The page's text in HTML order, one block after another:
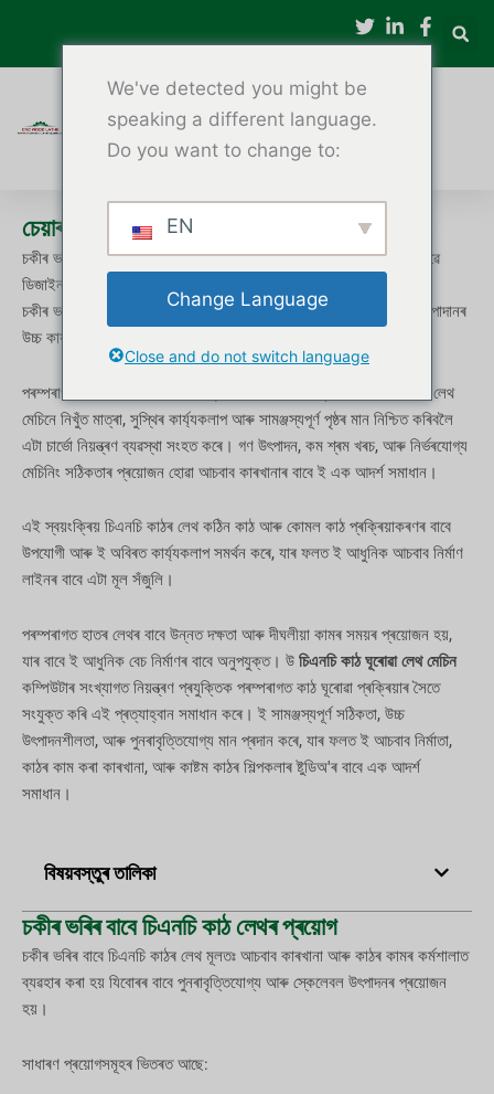
চেয়াৰ লেগছ মেনুফেকচাৰিঙৰ বাবে চিএনচি কাঠৰ লেথ
চকীৰ ভৰিৰ বাবে চিএনচি কাঠৰ লেথ হৈছে আচবাব নিৰ্মাণ উদ্যোগৰ বাবে বিশেষভাৱে
ডিজাইন কৰা এটা স্বয়ংক্ৰিয় কাঠ ঘূৰোৱা মেচিন।
চকীৰ ভৰি, টেবুলৰ ভৰি, চোফাৰ ভৰি, আৰু অন্যান্য নলাকাৰ বা প্ৰতিসম কাঠৰ উপাদানৰ
উচ্চ কাৰ্যক্ষমতা উৎপাদনৰ বাবে ইয়াক বহুলভাৱে ব্যৱহাৰ কৰা হয়।
পৰম্পৰাগত হাতৰ কাঠৰ লেথৰ সৈতে তুলনা কৰিলে, এই ঔদ্যোগিক চিএনচি কাঠৰ লেথ
মেচিনে নিখুঁত মাত্ৰা, সুস্থিৰ কাৰ্য্যকলাপ আৰু সামঞ্জস্যপূৰ্ণ পৃষ্ঠৰ মান নিশ্চিত কৰিবলৈ
এটা চাৰ্ভো নিয়ন্ত্ৰণ ব্যৱস্থা সংহত কৰে। গণ উৎপাদন, কম শ্ৰম খৰচ, আৰু নিৰ্ভৰযোগ্য
মেচিনিং সঠিকতাৰ প্ৰয়োজন হোৱা আচবাব কাৰখানাৰ বাবে ই এক আদৰ্শ সমাধান।
এই স্বয়ংক্ৰিয় চিএনচি কাঠৰ লেথ কঠিন কাঠ আৰু কোমল কাঠ প্ৰক্ৰিয়াকৰণৰ বাবে
উপযোগী আৰু ই অবিৰত কাৰ্য্যকলাপ সমৰ্থন কৰে, যাৰ ফলত ই আধুনিক আচবাব নিৰ্মাণ
লাইনৰ বাবে এটা মূল সঁজুলি।
পৰম্পৰাগত হাতৰ লেথৰ বাবে উন্নত দক্ষতা আৰু দীঘলীয়া কামৰ সময়ৰ প্ৰয়োজন হয়,
যাৰ বাবে ই আধুনিক বেচ নিৰ্মাণৰ বাবে অনুপযুক্ত। উ চিএনচি কাঠ ঘূৰোৱা লেথ মেচিন
কম্পিউটাৰ সংখ্যাগত নিয়ন্ত্ৰণ প্ৰযুক্তিক পৰম্পৰাগত কাঠ ঘূৰোৱা প্ৰক্ৰিয়াৰ সৈতে
সংযুক্ত কৰি এই প্ৰত্যাহ্বান সমাধান কৰে। ই সামঞ্জস্যপূৰ্ণ সঠিকতা, উচ্চ
উৎপাদনশীলতা, আৰু পুনৰাবৃত্তিযোগ্য মান প্ৰদান কৰে, যাৰ ফলত ই আচবাব নিৰ্মাতা,
কাঠৰ কাম কৰা কাৰখানা, আৰু কাষ্টম কাঠৰ শিল্পকলাৰ ষ্টুডিঅ'ৰ বাবে এক আদৰ্শ
সমাধান।
বিষয়বস্তুৰ তালিকা
চকীৰ ভৰিৰ বাবে চিএনচি কাঠ লেথৰ প্ৰয়োগ
চকীৰ ভৰিৰ বাবে চিএনচি কাঠৰ লেথ মূলতঃ আচবাব কাৰখানা আৰু কাঠৰ কামৰ কৰ্মশালাত
ব্যৱহাৰ কৰা হয় যিবোৰৰ বাবে পুনৰাবৃত্তিযোগ্য আৰু স্কেলেবল উৎপাদনৰ প্ৰয়োজন
হয়।
সাধাৰণ প্ৰয়োগসমূহৰ ভিতৰত আছে:
We've detected you might be
speaking a different language.
Do you want to change to:
EN
Change Language
Close and do not switch language